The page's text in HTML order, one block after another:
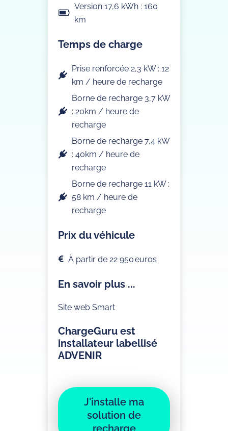
Version 17,6 kWh : 160
km
Temps de charge
Prise renforcée 2,3 kW : 12
km / heure de recharge
Borne de recharge 3,7 kW
: 20km / heure de
recharge
Borne de recharge 7,4 kW
: 40km / heure de
recharge
Borne de recharge 11 kW :
58 km / heure de
recharge
Prix du véhicule
À partir de 22 950 euros
En savoir plus ...
Site web Smart
ChargeGuru est
installateur labellisé
ADVENIR
J'installe ma
solution de
recharge